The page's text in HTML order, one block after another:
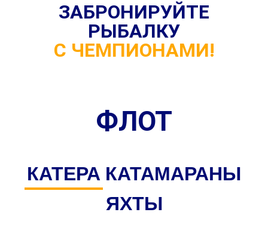
ЗАБРОНИРУЙТЕ
РЫБАЛКУ
С ЧЕМПИОНАМИ!
ФЛОТ
КАТЕРА КАТАМАРАНЫ
ЯХТЫ